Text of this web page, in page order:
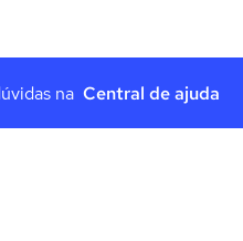
na Central de ajuda